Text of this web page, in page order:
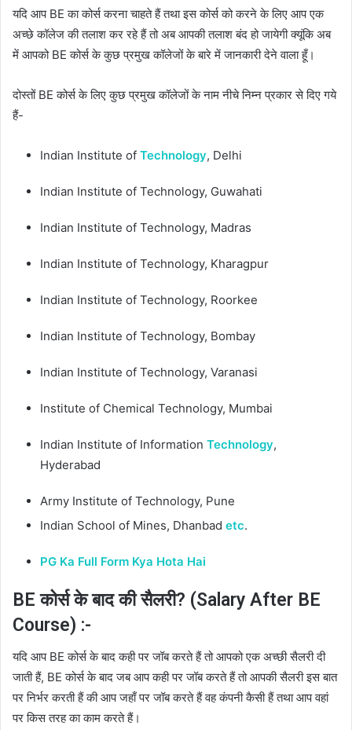
यदि आप BE का कोर्स करना चाहते हैं तथा इस कोर्स को करने के लिए आप एक
अच्छे कॉलेज की तलाश कर रहे हैं तो अब आपकी तलाश बंद हो जायेगी क्यूंकि अब
में आपको BE कोर्स के कुछ प्रमुख कॉलेजों के बारे में जानकारी देने वाला हूँ।
दोस्तों BE कोर्स के लिए कुछ प्रमुख कॉलेजों के नाम नीचे निम्न प्रकार से दिए गये
हैं-
Indian Institute of Technology, Delhi
Indian Institute of Technology, Guwahati
Indian Institute of Technology, Madras
Indian Institute of Technology, Kharagpur
Indian Institute of Technology, Roorkee
Indian Institute of Technology, Bombay
Indian Institute of Technology, Varanasi
Institute of Chemical Technology, Mumbai
Indian Institute of Information Technology,
Hyderabad
Army Institute of Technology, Pune
Indian School of Mines, Dhanbad etc.
PG Ka Full Form Kya Hota Hai
BE कोर्स के बाद की सैलरी? (Salary After BE
Course) :-
यदि आप BE कोर्स के बाद कही पर जॉब करते हैं तो आपको एक अच्छी सैलरी दी
जाती हैं, BE कोर्स के बाद जब आप कही पर जॉब करते हैं तो आपकी सैलरी इस बात
पर निर्भर करती हैं की आप जहाँ पर जॉब करते हैं वह कंपनी कैसी हैं तथा आप वहां
पर किस तरह का काम करते हैं।